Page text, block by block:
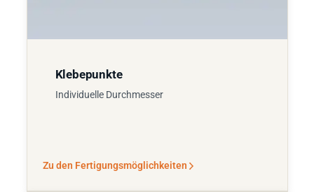
Klebepunkte
Individuelle Durchmesser
Zu den Fertigungsmöglichkeiten